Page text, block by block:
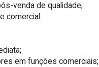
venda de qualidade;
comercial.
em funções comerciais;